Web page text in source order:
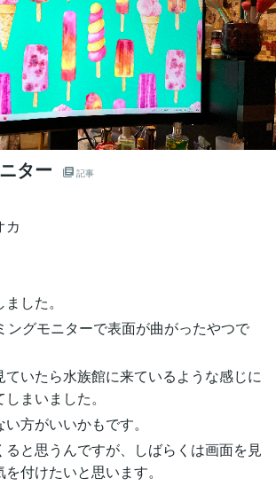
ター 記事
カ
した。
ングモニターで表面が曲がったやつで
いたら水族館に来ているような感じに
まいました。
方がいいかもです。
ると思うんですが、しばらくは画面を見
付けたいと思います。